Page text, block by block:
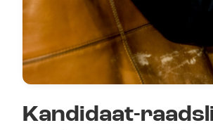
Kandidaat-